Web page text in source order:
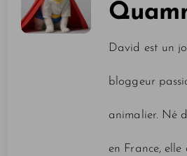
David est un
bloggeur
animalier. Né
en France,